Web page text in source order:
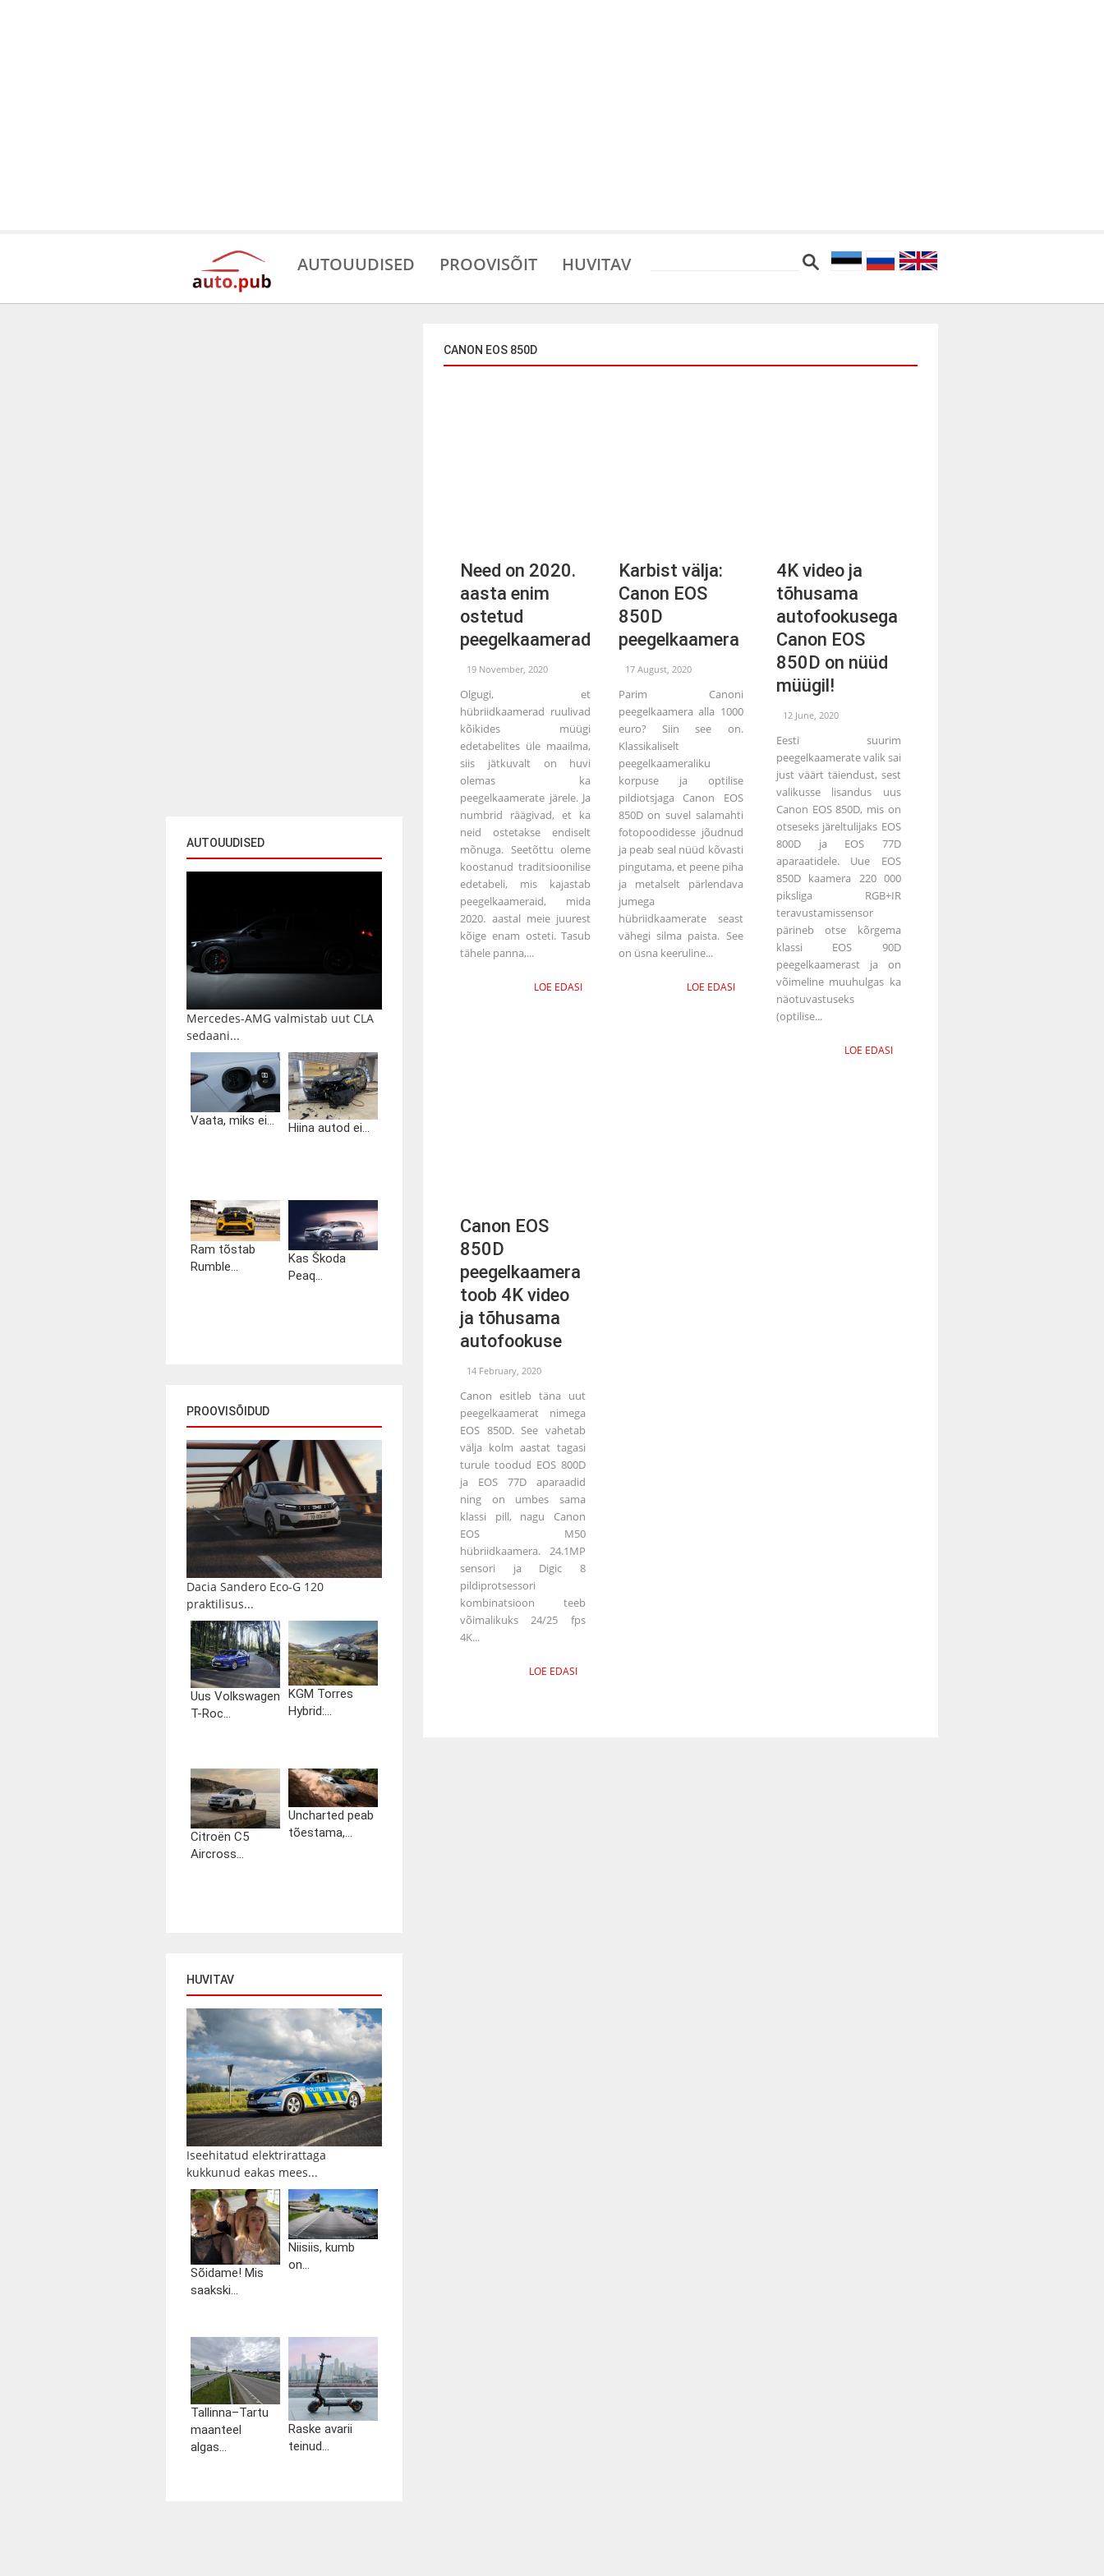
AUTOUUDISED PROOVISÕIT HUVITAV
AUTOUUDISED
Mercedes-AMG valmistab uut CLA
sedaani...
Vaata, miks ei...
Hiina autod ei...
Ram tõstab
Rumble...
Kas Škoda
Peaq...
PROOVISÕIDUD
Dacia Sandero Eco-G 120
praktilisus...
Uus Volkswagen
T-Roc...
KGM Torres
Hybrid:...
Citroën C5
Aircross...
Uncharted peab
tõestama,...
HUVITAV
Iseehitatud elektrirattaga
kukkunud eakas mees...
Sõidame! Mis
saakski...
Niisiis, kumb
on...
Tallinna–Tartu
maanteel
algas...
Raske avarii
teinud...
CANON EOS 850D
Need on 2020.
aasta enim
ostetud
peegelkaamerad
19 November, 2020
Olgugi, et
hübriidkaamerad ruulivad
kõikides müügi
edetabelites üle maailma,
siis jätkuvalt on huvi
olemas ka
peegelkaamerate järele. Ja
numbrid räägivad, et ka
neid ostetakse endiselt
mõnuga. Seetõttu oleme
koostanud traditsioonilise
edetabeli, mis kajastab
peegelkaameraid, mida
2020. aastal meie juurest
kõige enam osteti. Tasub
tähele panna,...
LOE EDASI
Karbist välja:
Canon EOS
850D
peegelkaamera
17 August, 2020
Parim Canoni
peegelkaamera alla 1000
euro? Siin see on.
Klassikaliselt
peegelkaameraliku
korpuse ja optilise
pildiotsjaga Canon EOS
850D on suvel salamahti
fotopoodidesse jõudnud
ja peab seal nüüd kõvasti
pingutama, et peene piha
ja metalselt pärlendava
jumega
hübriidkaamerate seast
vähegi silma paista. See
on üsna keeruline...
LOE EDASI
4K video ja
tõhusama
autofookusega
Canon EOS
850D on nüüd
müügil!
12 June, 2020
Eesti suurim
peegelkaamerate valik sai
just väärt täiendust, sest
valikusse lisandus uus
Canon EOS 850D, mis on
otseseks järeltulijaks EOS
800D ja EOS 77D
aparaatidele. Uue EOS
850D kaamera 220 000
piksliga RGB+IR
teravustamissensor
pärineb otse kõrgema
klassi EOS 90D
peegelkaamerast ja on
võimeline muuhulgas ka
näotuvastuseks
(optilise...
LOE EDASI
Canon EOS
850D
peegelkaamera
toob 4K video
ja tõhusama
autofookuse
14 February, 2020
Canon esitleb täna uut
peegelkaamerat nimega
EOS 850D. See vahetab
välja kolm aastat tagasi
turule toodud EOS 800D
ja EOS 77D aparaadid
ning on umbes sama
klassi pill, nagu Canon
EOS M50
hübriidkaamera. 24.1MP
sensori ja Digic 8
pildiprotsessori
kombinatsioon teeb
võimalikuks 24/25 fps
4K...
LOE EDASI